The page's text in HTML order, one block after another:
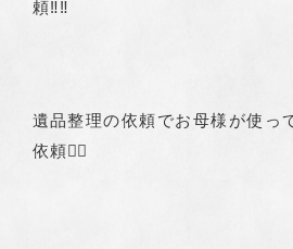
頼‼️‼️
遺品整理の依頼でお母様が使っ
依頼🙇‍♂️